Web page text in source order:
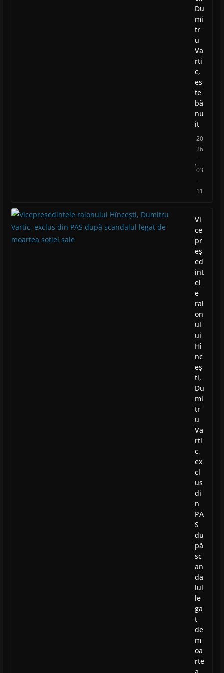
Du
mi
tr
u
Va
rti
c,
es
te
bă
nu
it
20
26
-
03
-
11
Vi
ce
pr
eș
ed
int
el
e
rai
on
ul
ui
Hî
nc
eș
ti,
Du
mi
tr
u
Va
rti
c,
ex
cl
us
di
n
PA
S
du
pă
sc
an
da
lul
le
ga
t
de
m
oa
rte